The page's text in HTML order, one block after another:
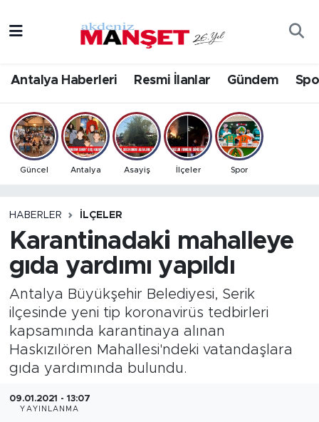
Antalya Haberleri Resmi İlanlar Gündem
Güncel Antalya Asayiş İlçeler Spor
HABERLER İLÇELER
Karantinadaki mahalleye
gıda yardımı yapıldı
Antalya Büyükşehir Belediyesi, Serik
ilçesinde yeni tip koronavirüs tedbirleri
kapsamında karantinaya alınan
Haskızılören Mahallesi'ndeki vatandaşlara
gıda yardımında bulundu.
09.01.2021 - 13:07
YAYINLANMA
Bilim & Teknoloji
Eğitim
Ekonomi
Gündem
İlçeler
Kültür- Sanat
Magazin
Antalya Hava Durumu
Antalya Namaz Vakitleri
Antalya Trafik Yoğunluk Haritası
Tüm Manşetler
Son Dakika Haberleri
Haber Arşivi